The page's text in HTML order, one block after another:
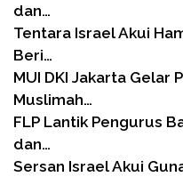
dan…
Tentara Israel Akui
Beri…
MUI DKI Jakarta Gelar
Muslimah…
FLP Lantik Pengurus
dan…
Sersan Israel Akui